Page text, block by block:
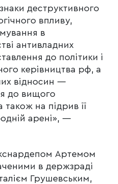
деструктивного
впливу,
в
антивладних
до політики і
керівництва рф, а
відносин —
до вищого
також на підрив її
арені», —
Артемом
в держзраді
Грушевським,